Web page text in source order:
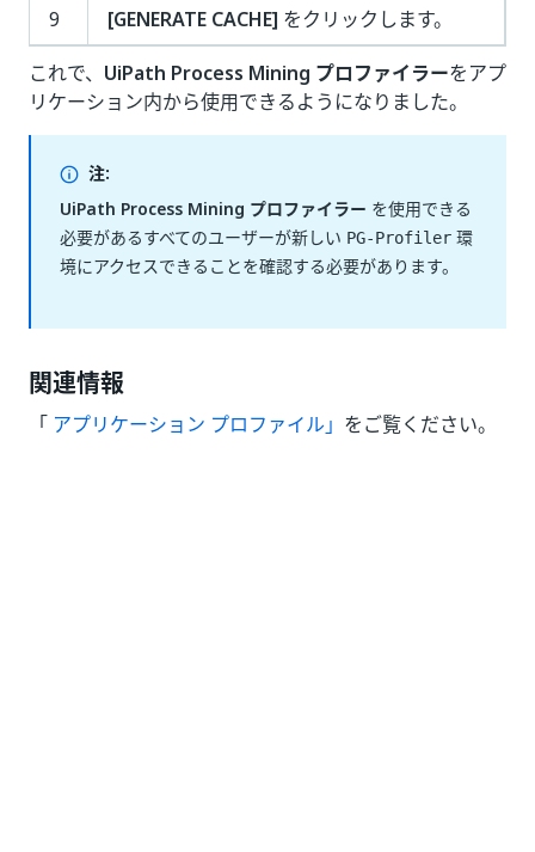
9
[GENERATE CACHE] をクリックします。
これで、 UiPath Process Mining プロファイラーをアプ
リケーション内から使用できるようになりました。
注:
UiPath Process Mining プロファイラー を使用できる
必要があるすべてのユーザーが新しい PG-Profiler 環
境にアクセスできることを確認する必要があります。
関連情報
「 アプリケーション プロファイル」 をご覧ください。